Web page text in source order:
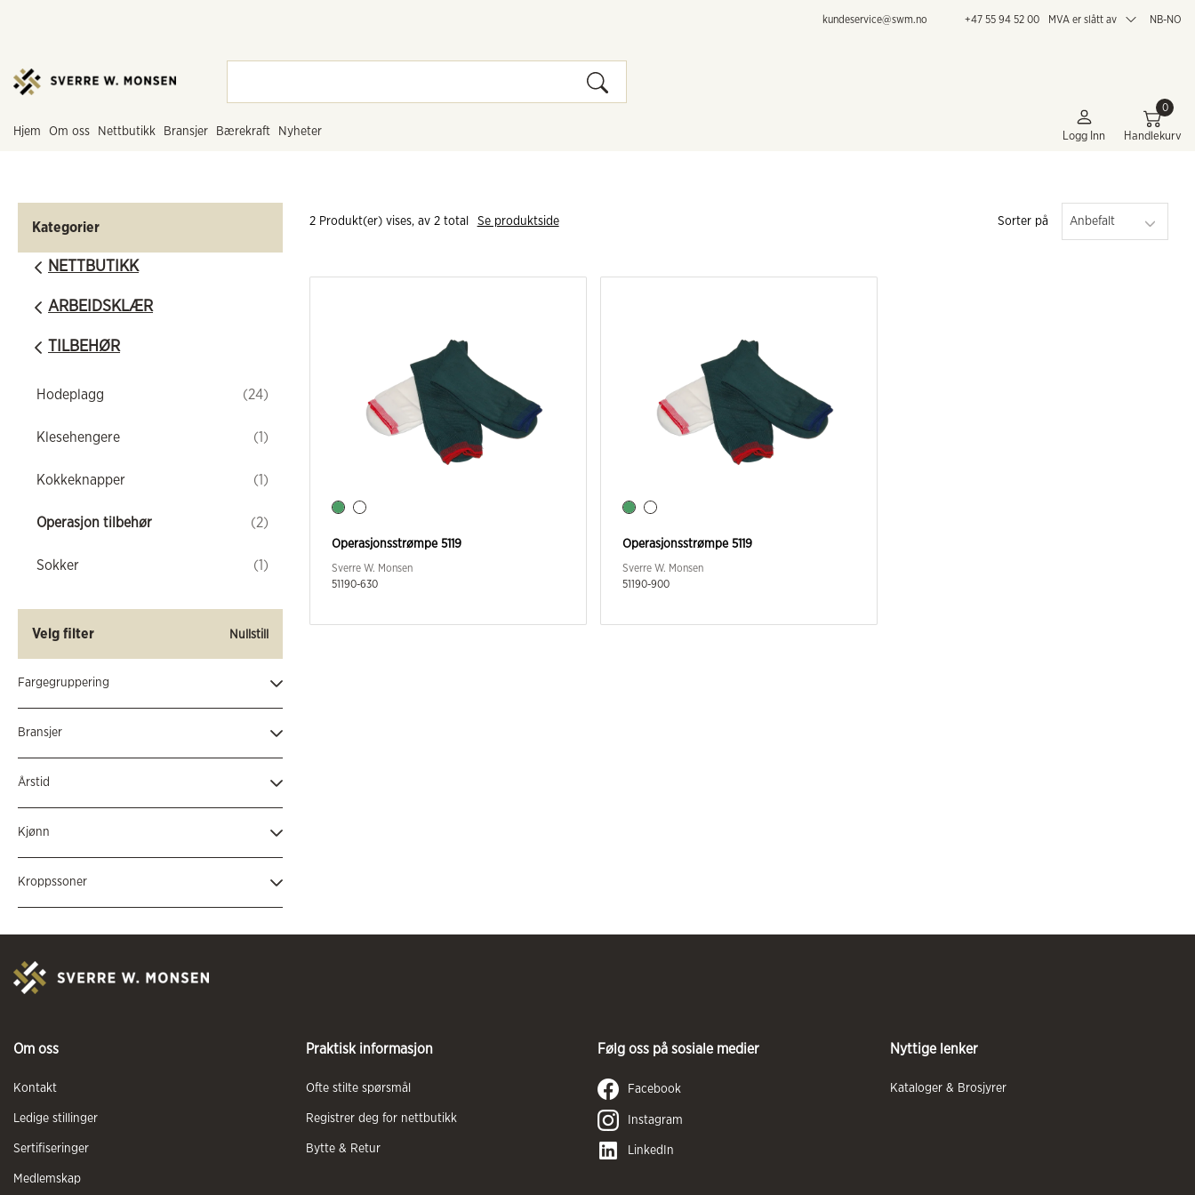
kundeservice@swm.no +47 55 94 52 00 MVA er slått av NB-NO
hjem om oss nettbutikk bransjer bærekraft nyheter Logg Inn
0
Handlekurv
Kategorier
NETTBUTIKK
ARBEIDSKLÆR
TILBEHØR
Hodeplagg (24)
Klesehengere (1)
Kokkeknapper (1)
Operasjon tilbehør (2)
Sokker (1)
Velg filter Nullstill
Fargegruppering
Bransjer
Helse (2)
Årstid
Helårs (2)
Kjønn
Unisex (2)
Kroppssoner
2 Produkt(er) vises, av 2 total Se produktside Sorter på Anbefalt
Operasjonsstrømpe 5119
Sverre W. Monsen
51190-630
Operasjonsstrømpe 5119
Sverre W. Monsen
51190-900
Om oss
Kontakt
Ledige stillinger
Sertifiseringer
Medlemskap
Praktisk informasjon
Ofte stilte spørsmål
Registrer deg for nettbutikk
Bytte & Retur
Følg oss på sosiale medier
Facebook
Instagram
LinkedIn
Nyttige lenker
Kataloger & Brosjyrer